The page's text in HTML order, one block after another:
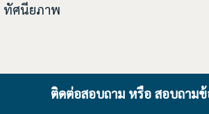
ทัศนียภาพ
ติดต่อสอบถาม หรือ สอบถาม